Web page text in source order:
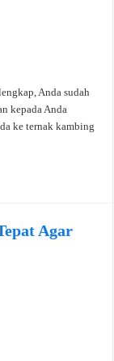
Anda sudah
kepada Anda
ke ternak kambing
Agar